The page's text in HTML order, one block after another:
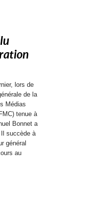
lors de
de la
Médias
tenue à
Bonnet a
succède à
général
au